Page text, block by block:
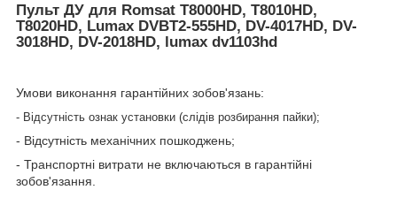
Пульт ДУ для Romsat T8000HD, T8010HD,
T8020HD, Lumax DVBT2-555HD, DV-4017HD, DV-
3018HD, DV-2018HD, lumax dv1103hd
Умови виконання гарантійних зобов'язань:
- Відсутність ознак установки (слідів розбирання пайки);
- Відсутність механічних пошкоджень;
- Транспортні витрати не включаються в гарантійні
зобов'язання.